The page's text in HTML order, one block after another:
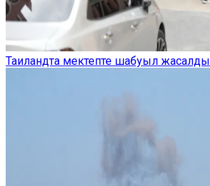
Таиландта мектепте шабуыл жасалды